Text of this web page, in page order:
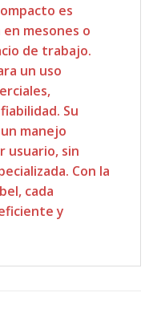
es
mesones o
de trabajo.
un uso
Su
manejo
usuario, sin
Con la
cada
y